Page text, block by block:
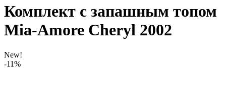
Комплект с запашным топом
Mia-Amore Cheryl 2002
New!
-11%